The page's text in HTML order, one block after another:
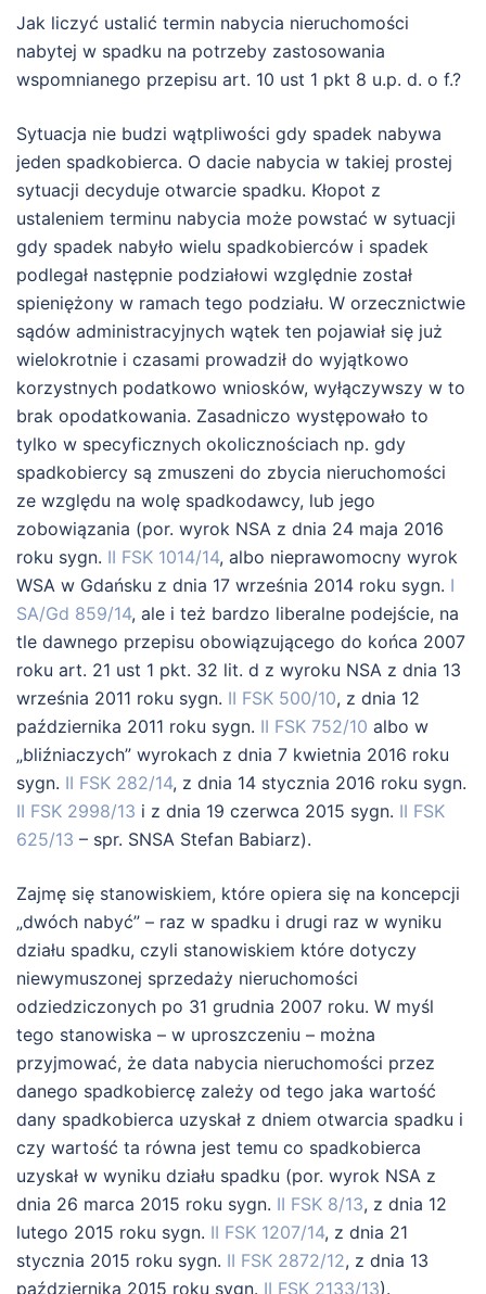
Jak liczyć ustalić termin nabycia nieruchomości
nabytej w spadku na potrzeby zastosowania
wspomnianego przepisu art. 10 ust 1 pkt 8 u.p. d. o f.?
Sytuacja nie budzi wątpliwości gdy spadek nabywa
jeden spadkobierca. O dacie nabycia w takiej prostej
sytuacji decyduje otwarcie spadku. Kłopot z
ustaleniem terminu nabycia może powstać w sytuacji
gdy spadek nabyło wielu spadkobierców i spadek
podlegał następnie podziałowi względnie został
spieniężony w ramach tego podziału. W orzecznictwie
sądów administracyjnych wątek ten pojawiał się już
wielokrotnie i czasami prowadził do wyjątkowo
korzystnych podatkowo wniosków, wyłączywszy w to
brak opodatkowania. Zasadniczo występowało to
tylko w specyficznych okolicznościach np. gdy
spadkobiercy są zmuszeni do zbycia nieruchomości
ze względu na wolę spadkodawcy, lub jego
zobowiązania (por. wyrok NSA z dnia 24 maja 2016
roku sygn. II FSK 1014/14, albo nieprawomocny wyrok
WSA w Gdańsku z dnia 17 września 2014 roku sygn. I
SA/Gd 859/14, ale i też bardzo liberalne podejście, na
tle dawnego przepisu obowiązującego do końca 2007
roku art. 21 ust 1 pkt. 32 lit. d z wyroku NSA z dnia 13
września 2011 roku sygn. II FSK 500/10, z dnia 12
października 2011 roku sygn. II FSK 752/10 albo w
„bliźniaczych” wyrokach z dnia 7 kwietnia 2016 roku
sygn. II FSK 282/14, z dnia 14 stycznia 2016 roku sygn.
II FSK 2998/13 i z dnia 19 czerwca 2015 sygn. II FSK
625/13 – spr. SNSA Stefan Babiarz).
Zajmę się stanowiskiem, które opiera się na koncepcji
„dwóch nabyć” – raz w spadku i drugi raz w wyniku
działu spadku, czyli stanowiskiem które dotyczy
niewymuszonej sprzedaży nieruchomości
odziedziczonych po 31 grudnia 2007 roku. W myśl
tego stanowiska – w uproszczeniu – można
przyjmować, że data nabycia nieruchomości przez
danego spadkobiercę zależy od tego jaka wartość
dany spadkobierca uzyskał z dniem otwarcia spadku i
czy wartość ta równa jest temu co spadkobierca
uzyskał w wyniku działu spadku (por. wyrok NSA z
dnia 26 marca 2015 roku sygn. II FSK 8/13, z dnia 12
lutego 2015 roku sygn. II FSK 1207/14, z dnia 21
stycznia 2015 roku sygn. II FSK 2872/12, z dnia 13
października 2015 roku sygn. II FSK 2133/13).